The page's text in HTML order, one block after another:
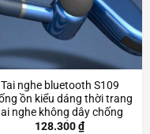
Tai nghe bluetooth S109
ồn kiểu dáng thời trang
nghe không dây chống
nước sóng khỏe Scd3754
128.300₫